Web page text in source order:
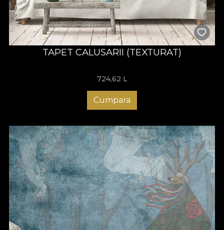
TAPET CALUSARII (TEXTURAT)
724,62 L
Cumpara